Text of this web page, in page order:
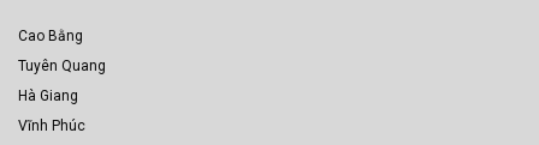
Cao Bằng
Tuyên Quang
Hà Giang
Vĩnh Phúc